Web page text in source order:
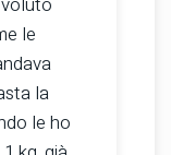
le
la
le ho